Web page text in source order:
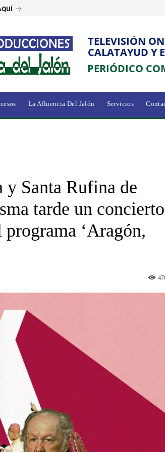
TELEVISIÓN
CALATAYUD Y
PERIÓDICO
La Afluencia Del Jalón Servicios
y Santa Rufina de
tarde un concierto
‘Aragón,